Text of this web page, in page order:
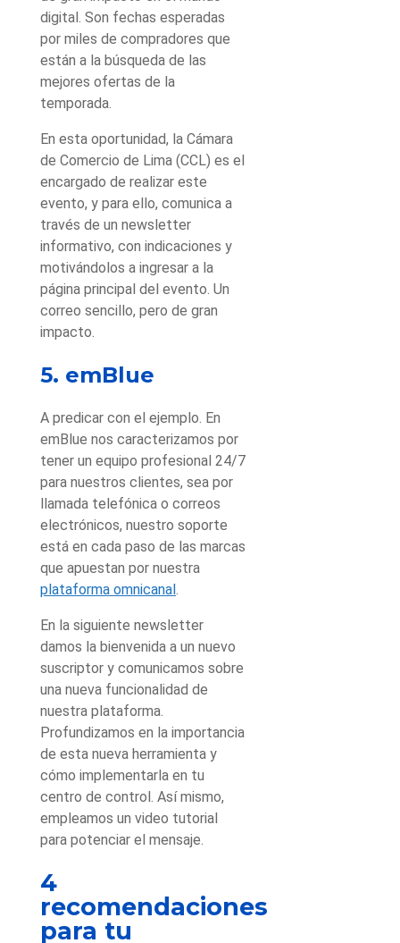
digital. Son fechas esperadas
por miles de compradores que
están a la búsqueda de las
mejores ofertas de la
temporada.
En esta oportunidad, la Cámara
de Comercio de Lima (CCL) es el
encargado de realizar este
evento, y para ello, comunica a
través de un newsletter
informativo, con indicaciones y
motivándolos a ingresar a la
página principal del evento. Un
correo sencillo, pero de gran
impacto.
5. emBlue
A predicar con el ejemplo. En
emBlue nos caracterizamos por
tener un equipo profesional 24/7
para nuestros clientes, sea por
llamada telefónica o correos
electrónicos, nuestro soporte
está en cada paso de las marcas
que apuestan por nuestra
plataforma omnicanal.
En la siguiente newsletter
damos la bienvenida a un nuevo
suscriptor y comunicamos sobre
una nueva funcionalidad de
nuestra plataforma.
Profundizamos en la importancia
de esta nueva herramienta y
cómo implementarla en tu
centro de control. Así mismo,
empleamos un video tutorial
para potenciar el mensaje.
4
recomendaciones
para tu